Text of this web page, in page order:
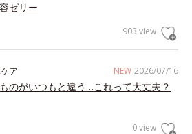
ゼリー
903 view
NEW 2026/07/16
ア
のがいつもと違う…これって大丈夫？
0 view